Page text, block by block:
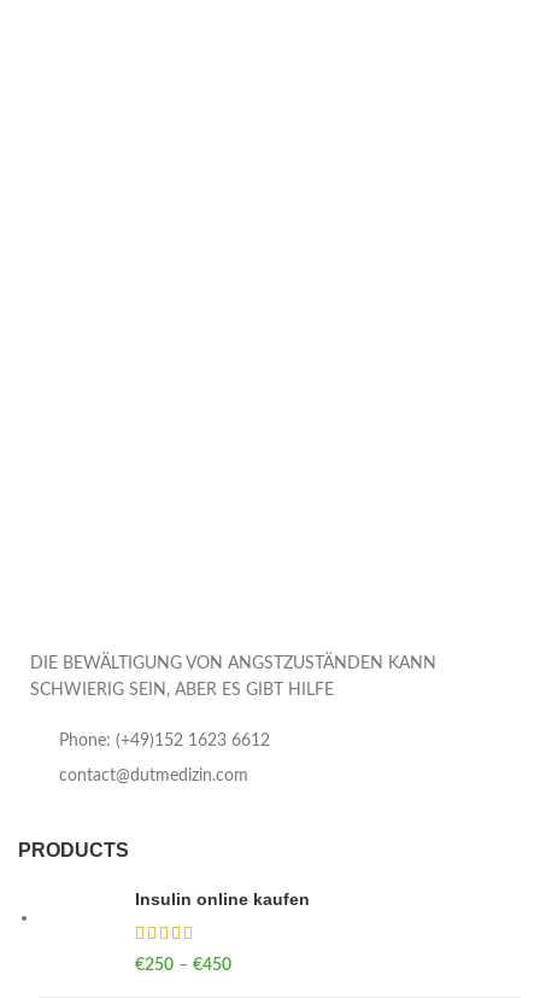
DIE BEWÄLTIGUNG VON ANGSTZUSTÄNDEN KANN
SCHWIERIG SEIN, ABER ES GIBT HILFE
Phone: (+49)152 1623 6612
contact@dutmedizin.com
PRODUCTS
Insulin online kaufen
€250 – €450